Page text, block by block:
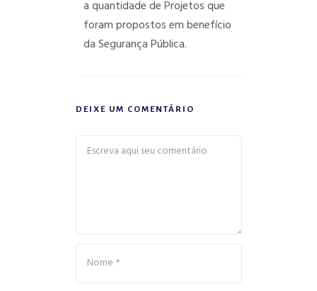
a quantidade de Projetos que
foram propostos em benefício
da Segurança Pública.
DEIXE UM COMENTÁRIO